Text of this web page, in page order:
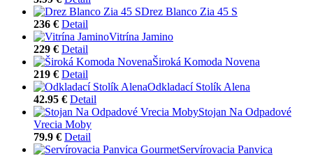
Drez Blanco Zia 45 S
236 € Detail
Vitrína Jamino
229 € Detail
Široká Komoda Novena
219 € Detail
Odkladací Stolík Alena
42.95 € Detail
Stojan Na Odpadové
Vrecia Moby
79.9 € Detail
Servírovacia Panvica